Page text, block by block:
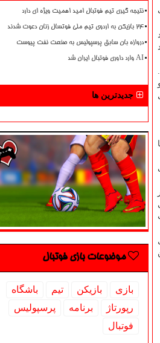
نتیجه گیری تیم فوتبال امید اهمیت ویژه ای دارد
۲۴ بازیکن به اردوی تیم ملی فوتسال زنان دعوت شدند
دروازه بان سابق پرسپولیس به صنعت نفت پیوست
AI وارد داوری فوتبال ایران شد
جدیدترین ها
موضوعات بازی فوتبال
بازی بازیكن تیم
باشگاه
رپورتاژ
برنامه
پرسپولیس
فوتبال